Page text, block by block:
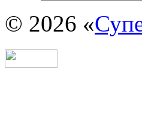
© 2026 «